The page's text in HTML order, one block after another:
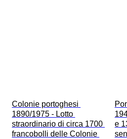
Colonie portoghesi
1890/1975 - Lotto
straordinario di circa 1700
francobolli delle Colonie
e